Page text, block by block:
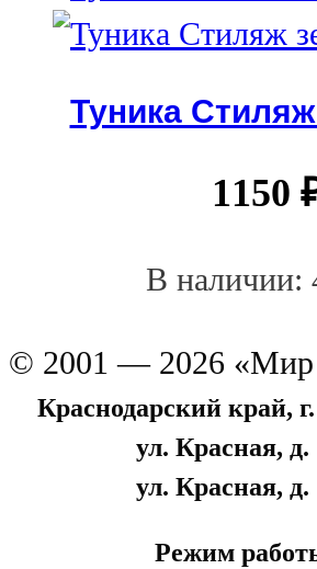
Туника
1150
В наличии:
© 2001 — 2026 «Мир
Краснодарский край,
ул. Красная, д.
ул. Красная, д.
Режим